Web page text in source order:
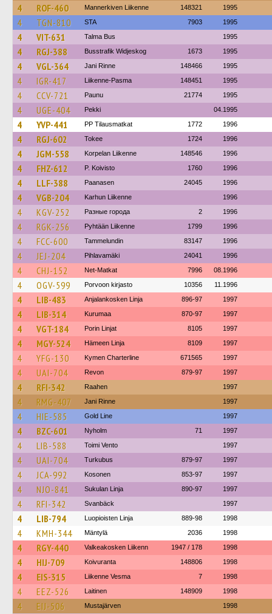
4 ROF-460 Mannerkiven Liikenne 148321 1995
4 TGN-810 STA 7903 1995
4 VIT-631 Talma Bus 1995
4 RGJ-388 Busstrafik Widjeskog 1673 1995
4 VGL-364 Jani Rinne 148466 1995
4 IGR-417 Liikenne-Pasma 148451 1995
4 CCV-721 Paunu 21774 1995
4 UGE-404 Pekki 04.1995
4 YVP-441 PP Tilausmatkat 1772 1996
4 RGJ-602 Tokee 1724 1996
4 JGM-558 Korpelan Liikenne 148546 1996
4 FHZ-612 P. Koivisto 1760 1996
4 LLF-388 Paanasen 24045 1996
4 VGB-204 Karhun Liikenne 1996
4 KGV-252 Разные города 2 1996
4 RGK-256 Pyhtään Liikenne 1799 1996
4 FCC-600 Tammelundin 83147 1996
4 JEJ-204 Pihlavamäki 24041 1996
4 CHJ-152 Net-Matkat 7996 08.1996
4 OGV-599 Porvoon kirjasto 10356 11.1996
4 LIB-483 Anjalankosken Linja 896-97 1997
4 LIB-314 Kurumaa 870-97 1997
4 VGT-184 Porin Linjat 8105 1997
4 MGY-524 Hämeen Linja 8109 1997
4 YFG-130 Kymen Charterline 671565 1997
4 UAI-704 Revon 879-97 1997
4 RFI-342 Raahen 1997
4 RMG-407 Jani Rinne 1997
4 HIE-585 Gold Line 1997
4 BZC-601 Nyholm 71 1997
4 LIB-588 Toimi Vento 1997
4 UAI-704 Turkubus 879-97 1997
4 JCA-992 Kosonen 853-97 1997
4 NJO-841 Sukulan Linja 890-97 1997
4 RFI-342 Svanbäck 1997
4 LIB-794 Luopioisten Linja 889-98 1998
4 KMH-344 Mäntylä 2036 1998
4 RGY-440 Valkeakosken Liikenn 1947 / 178 1998
4 HIJ-709 Koivuranta 148806 1998
4 EIS-315 Liikenne Vesma 7 1998
4 EEZ-526 Laitinen 148909 1998
4 EIJ-506 Mustajärven 1998